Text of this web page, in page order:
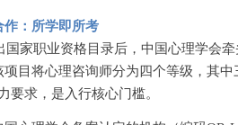
作：所学即所考
国家职业资格目录后，中国心理学会
目将心理咨询师分为四个等级，其
要求，是入行核心门槛。